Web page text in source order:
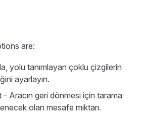
are:
yolu tanımlayan çoklu çizgilerin
ayarlayın.
- Aracın geri dönmesi için tarama
olan mesafe miktarı.